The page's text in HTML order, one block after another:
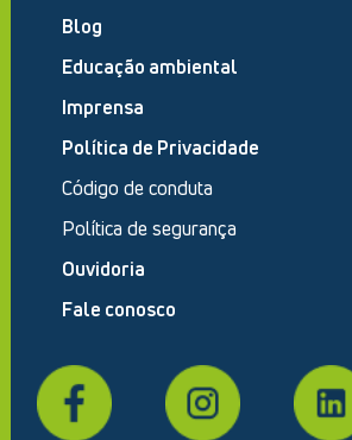
Blog
Educação ambiental
Imprensa
Política de Privacidade
Código de conduta
Política de segurança
Ouvidoria
Fale conosco